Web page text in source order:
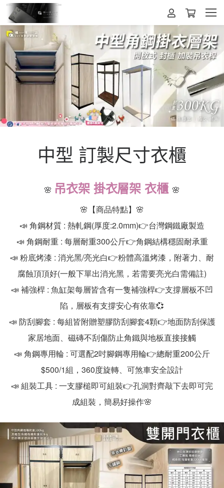
中型 訂製尺寸衣櫃
🌸 吊衣架 掛衣層架 衣櫃 🌸
🌸【商品特點】🌸
📣 角鋼材質 : 熱軋鋼(厚度:2.0mm)👉台灣鋼鐵廠製造
📣 角鋼耐重 : 每層耐重300公斤👉角鋼結構穩固耐承重
📣 粉底烤漆 : 消光黑/亮光白👉粉體高溫烤漆，附著力、耐
腐蝕頂頂好(一般下單出消光黑，若需要亮光白需備註)
📣 補強桿 : 魚缸架每層皆含有一隻補強桿👉支撐層板不凹
陷，層板有支撐安心有依靠💞
📣 防刮腳套 : 每組皆附贈塑膠防刮腳套4顆👉地面防刮保護
家居地面、磁磚不刮傷防止角鐵與地板直接接觸
📣 角鋼專用輪 : 可選配2吋腳鋼專用輪👉總耐重200公斤
$500/1組，360度旋轉、可煞車安全設計
📣 組裝工具 : 一支膠槌即可組裝👉孔洞對齊敲下去即可完
成組裝，簡易好操作🌸